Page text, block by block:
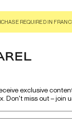
REQUIRED IN
exclusive
Don't miss out – join